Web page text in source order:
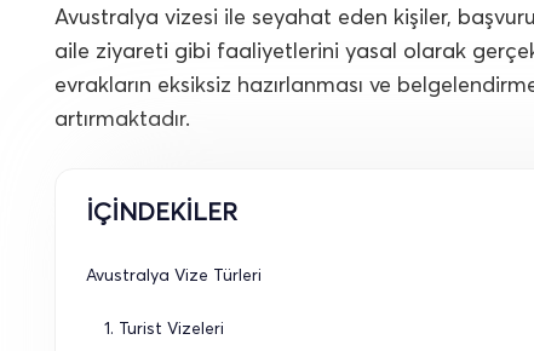
Avustralya vizesi ile seyahat eden kişiler,
aile ziyareti gibi faaliyetlerini yasal olarak
evrakların eksiksiz hazırlanması ve
artırmaktadır.
İÇİNDEKİLER
Avustralya Vize Türleri
1. Turist Vizeleri